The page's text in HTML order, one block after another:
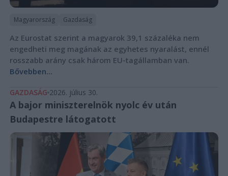
Magyarország Gazdaság
Az Eurostat szerint a magyarok 39,1 százaléka nem
engedheti meg magának az egyhetes nyaralást, ennél
rosszabb arány csak három EU-tagállamban van.
Bővebben...
GAZDASÁG 2026. július 30.
A bajor miniszterelnök nyolc év után
Budapestre látogatott